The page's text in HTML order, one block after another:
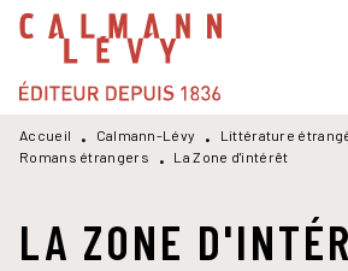
MENU RECHERCHE
PIED DE PAGE
Accueil • Calmann-Lévy • Littérature
Romans étrangers
• La Zone d'intérêt
LA ZONE